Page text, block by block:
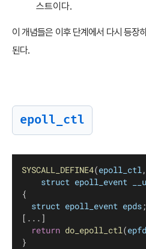
스트이다.
이 개념들은 이후 단계에서 다시 등장
된다.
epoll_ctl
SYSCALL_DEFINE4(epoll_ctl,
struct epoll_event
{
struct epoll_event epds;
[...]
return do_epoll_ctl(epfd
}